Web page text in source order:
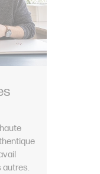
autres.